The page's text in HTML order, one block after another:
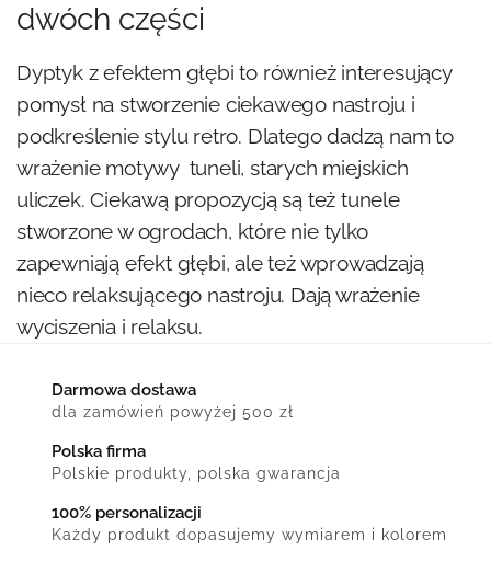
dwóch części
Dyptyk z efektem głębi to również interesujący
pomysł na stworzenie ciekawego nastroju i
podkreślenie stylu retro. Dlatego dadzą nam to
wrażenie motywy tuneli, starych miejskich
uliczek. Ciekawą propozycją są też tunele
stworzone w ogrodach, które nie tylko
zapewniają efekt głębi, ale też wprowadzają
nieco relaksującego nastroju. Dają wrażenie
wyciszenia i relaksu.
Darmowa dostawa
dla zamówień powyżej 500 zł
Polska firma
Polskie produkty, polska gwarancja
100% personalizacji
Każdy produkt dopasujemy wymiarem i kolorem